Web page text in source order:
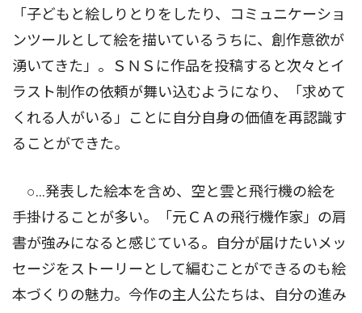
「子どもと絵しりとりをしたり、コミュニケーショ
ンツールとして絵を描いているうちに、創作意欲が
湧いてきた」。ＳＮＳに作品を投稿すると次々とイ
ラスト制作の依頼が舞い込むようになり、「求めて
くれる人がいる」ことに自分自身の価値を再認識す
ることができた。
○…発表した絵本を含め、空と雲と飛行機の絵を
手掛けることが多い。「元ＣＡの飛行機作家」の肩
書が強みになると感じている。自分が届けたいメッ
セージをストーリーとして編むことができるのも絵
本づくりの魅力。今作の主人公たちは、自分の進み